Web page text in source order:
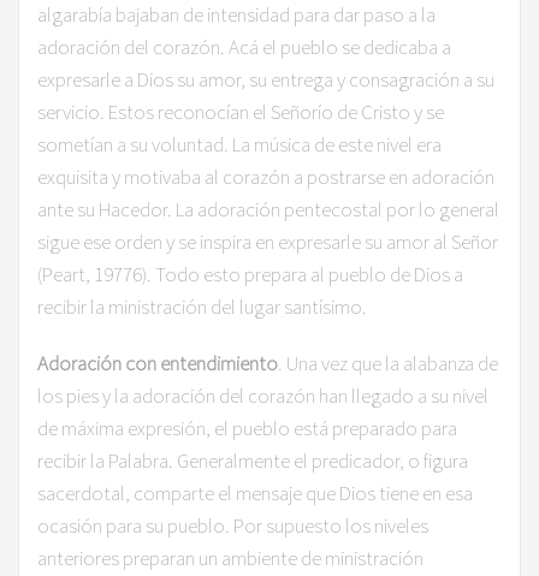
algarabía bajaban de intensidad para dar paso a la
adoración del corazón. Acá el pueblo se dedicaba a
expresarle a Dios su amor, su entrega y consagración a su
servicio. Estos reconocían el Señorío de Cristo y se
sometían a su voluntad. La música de este nivel era
exquisita y motivaba al corazón a postrarse en adoración
ante su Hacedor. La adoración pentecostal por lo general
sigue ese orden y se inspira en expresarle su amor al Señor
(Peart, 19776). Todo esto prepara al pueblo de Dios a
recibir la ministración del lugar santísimo.
Adoración con entendimiento. Una vez que la alabanza de
los pies y la adoración del corazón han llegado a su nivel
de máxima expresión, el pueblo está preparado para
recibir la Palabra. Generalmente el predicador, o figura
sacerdotal, comparte el mensaje que Dios tiene en esa
ocasión para su pueblo. Por supuesto los niveles
anteriores preparan un ambiente de ministración